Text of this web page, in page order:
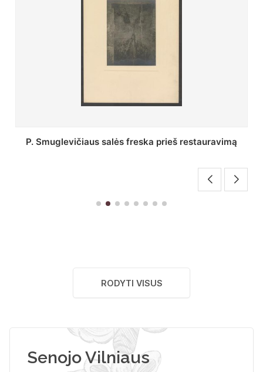
Stepono Batoro universiteto bibliotekos Profesorių
RODYTI VISUS
Senojo Vilniaus